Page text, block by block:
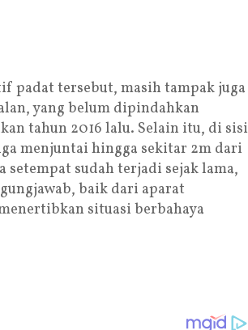
padat tersebut, masih tampak juga
yang belum dipindahkan
tahun 2016 lalu. Selain itu, di sisi
menjuntai hingga sekitar 2m dari
setempat sudah terjadi sejak lama,
baik dari aparat
situasi berbahaya